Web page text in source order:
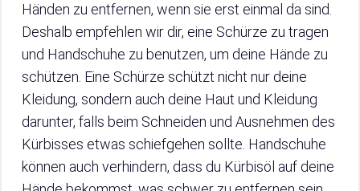
Händen zu entfernen, wenn sie erst einmal da sind.
Deshalb empfehlen wir dir, eine Schürze zu tragen
und Handschuhe zu benutzen, um deine Hände zu
schützen. Eine Schürze schützt nicht nur deine
Kleidung, sondern auch deine Haut und Kleidung
darunter, falls beim Schneiden und Ausnehmen des
Kürbisses etwas schiefgehen sollte. Handschuhe
können auch verhindern, dass du Kürbisöl auf deine